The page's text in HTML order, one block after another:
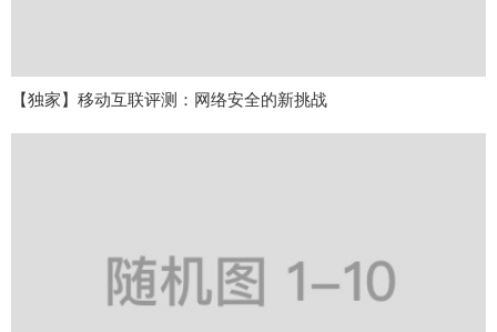
【独家】移动互联评测：网络安全的新挑战